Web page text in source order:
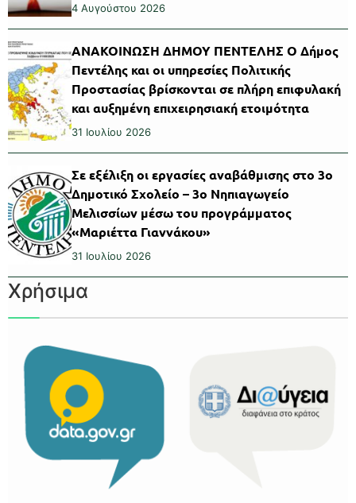
4 Αυγούστου 2026
ΑΝΑΚΟΙΝΩΣΗ ΔΗΜΟΥ ΠΕΝΤΕΛΗΣ Ο Δήμος
Πεντέλης και οι υπηρεσίες Πολιτικής
Προστασίας βρίσκονται σε πλήρη επιφυλακή
και αυξημένη επιχειρησιακή ετοιμότητα
31 Ιουλίου 2026
Σε εξέλιξη οι εργασίες αναβάθμισης στο 3ο
Δημοτικό Σχολείο – 3ο Νηπιαγωγείο
Μελισσίων μέσω του προγράμματος
«Μαριέττα Γιαννάκου»
31 Ιουλίου 2026
Χρήσιμα